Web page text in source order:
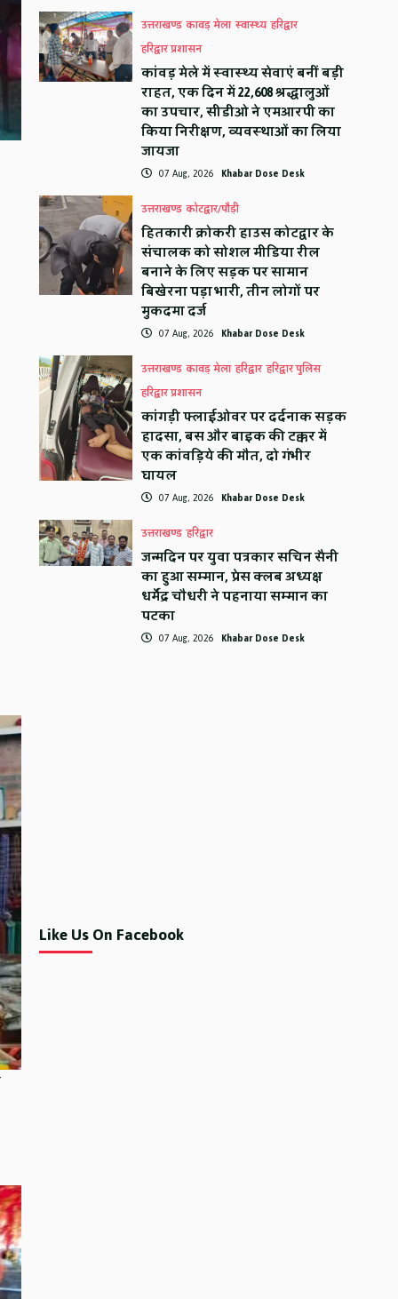
उत्तराखण्ड कावड़ मेला स्वास्थ्य हरिद्वार
हरिद्वार प्रशासन
कांवड़ मेले में स्वास्थ्य सेवाएं बनीं बड़ी
राहत, एक दिन में 22,608 श्रद्धालुओं
का उपचार, सीडीओ ने एमआरपी का
किया निरीक्षण, व्यवस्थाओं का लिया
जायजा
07 Aug, 2026 Khabar Dose Desk
उत्तराखण्ड कोटद्वार/पौड़ी
हितकारी क्रोकरी हाउस कोटद्वार के
संचालक को सोशल मीडिया रील
बनाने के लिए सड़क पर सामान
बिखेरना पड़ा भारी, तीन लोगों पर
मुकदमा दर्ज
07 Aug, 2026 Khabar Dose Desk
उत्तराखण्ड कावड़ मेला हरिद्वार हरिद्वार पुलिस
हरिद्वार प्रशासन
कांगड़ी फ्लाईओवर पर दर्दनाक सड़क
हादसा, बस और बाइक की टक्कर में
एक कांवड़िये की मौत, दो गंभीर
घायल
07 Aug, 2026 Khabar Dose Desk
उत्तराखण्ड हरिद्वार
जन्मदिन पर युवा पत्रकार सचिन सैनी
का हुआ सम्मान, प्रेस क्लब अध्यक्ष
धर्मेंद्र चौधरी ने पहनाया सम्मान का
पटका
07 Aug, 2026 Khabar Dose Desk
Like Us On Facebook